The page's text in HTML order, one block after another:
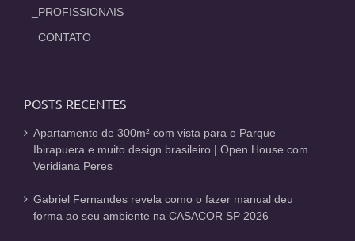
_PROFISSIONAIS
_CONTATO
POSTS RECENTES
Apartamento de 300m² com vista para o Parque
Ibirapuera e muito design brasileiro | Open House com
Veridiana Peres
Gabriel Fernandes revela como o fazer manual deu
forma ao seu ambiente na CASACOR SP 2026